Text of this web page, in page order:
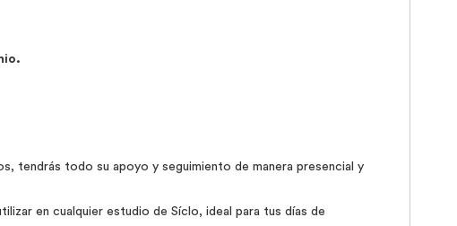
tendrás todo su apoyo y seguimiento de manera presencial y
en cualquier estudio de Síclo, ideal para tus días de